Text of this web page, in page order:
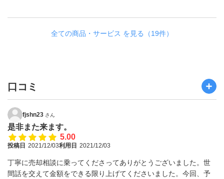
全ての商品・サービス を見る（19件）
口コミ
fjshn23 さん
是非また来ます。
5.00
投稿日 2021/12/03利用日 2021/12/03
丁寧に売却相談に乗ってくださってありがとうございました。世
間話を交えて金額をできる限り上げてくださいました。今回、予